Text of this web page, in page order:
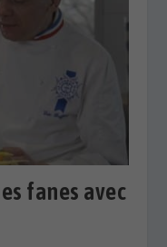
fanes avec